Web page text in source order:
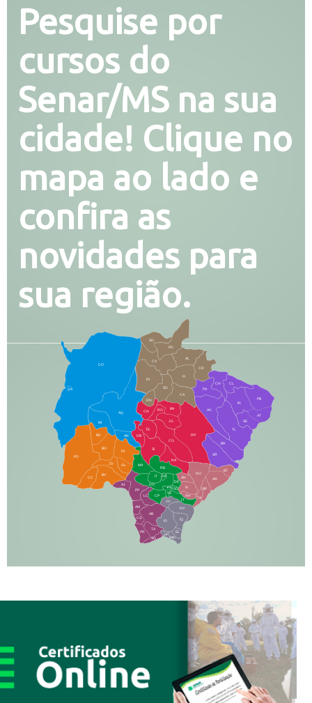
Pesquise por
cursos do
Senar/MS na sua
cidade! Clique no
mapa ao lado e
confira as
novidades para
sua região.
CO
AQ
MI
AN
CX
RI
AL
CR
FI
SG
BA
CA
PA
CH CL
PB
SE
TL
AG
BR
SR
BT
AR
RP
RO
JG
CG
SI
NA
TA
NH
JT
RB
MA
IT
DR
DO
CP
JU
NV
IQ
EL
BD
BO
NI
JD
PO
BV
CC
PP
AJ
LC
AM
AB
JP
DB
TE
CS
PR
TA
SQ
IG
MN
IN
NO
BP
RN
CN
GL
AN
IV
FS
VC
GD
DE
AT
PG
SO
LA